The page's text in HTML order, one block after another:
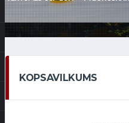
KOPSAVILKUMS